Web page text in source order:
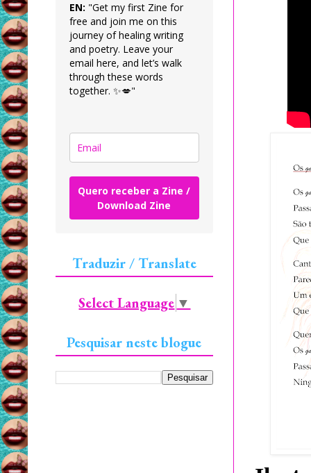
EN: "Get my first Zine for
free and join me on this
journey of healing writing
and poetry. Leave your
email here, and let’s walk
through these words
together. ✨💋"
Quero receber a Zine /
Download Zine
Traduzir / Translate
Select Language ▼
Pesquisar neste blogue